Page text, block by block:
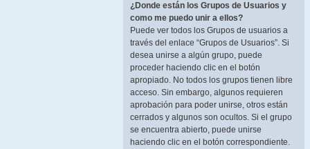
¿Donde están los Grupos de Usuarios y
como me puedo unir a ellos?
Puede ver todos los Grupos de usuarios a
través del enlace “Grupos de Usuarios”. Si
desea unirse a algún grupo, puede
proceder haciendo clic en el botón
apropiado. No todos los grupos tienen libre
acceso. Sin embargo, algunos requieren
aprobación para poder unirse, otros están
cerrados y algunos son ocultos. Si el grupo
se encuentra abierto, puede unirse
haciendo clic en el botón correspondiente.